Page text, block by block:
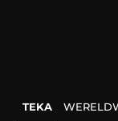
TEKA